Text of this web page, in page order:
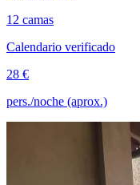
12 camas
Calendario verificado
28 €
pers./noche (aprox.)